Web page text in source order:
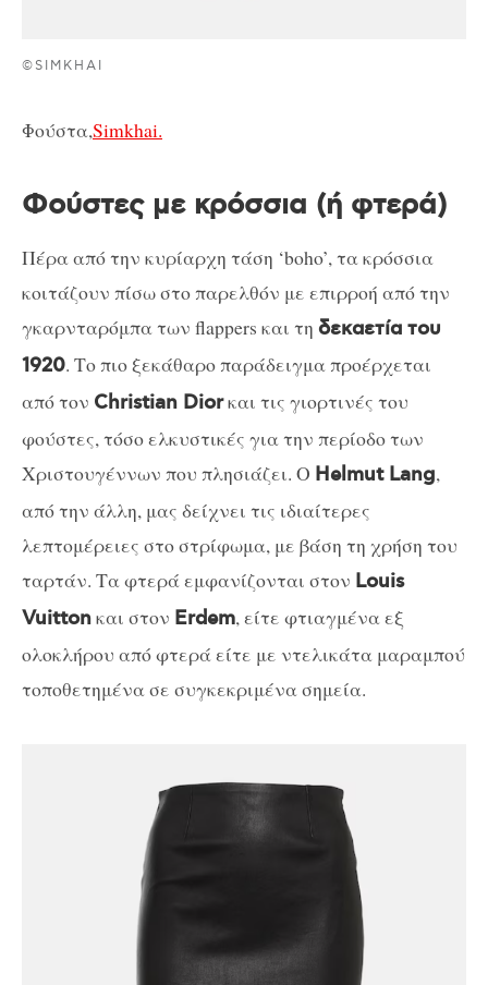
©SIMKHAI
Φούστα,Simkhai.
Φούστες με κρόσσια (ή φτερά)
Πέρα από την κυρίαρχη τάση ‘boho’, τα κρόσσια
κοιτάζουν πίσω στο παρελθόν με επιρροή από την
γκαρνταρόμπα των flappers και τη δεκαετία του
1920. Το πιο ξεκάθαρο παράδειγμα προέρχεται
από τον Christian Diorκαι τις γιορτινές του
φούστες, τόσο ελκυστικές για την περίοδο των
Χριστουγέννων που πλησιάζει. Ο Helmut Lang,
από την άλλη, μας δείχνει τις ιδιαίτερες
λεπτομέρειες στο στρίφωμα, με βάση τη χρήση του
ταρτάν. Τα φτερά εμφανίζονται στον Louis
Vuittonκαι στον Erdem, είτε φτιαγμένα εξ
ολοκλήρου από φτερά είτε με ντελικάτα μαραμπού
τοποθετημένα σε συγκεκριμένα σημεία.